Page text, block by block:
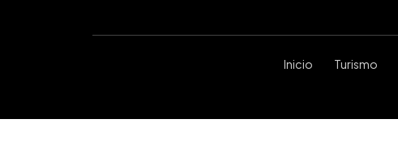
Inicio Turismo